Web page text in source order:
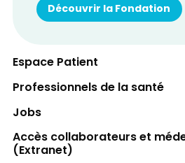
Découvrir la Fondation
Espace Patient
Professionnels de la santé
Jobs
Accès collaborateurs et
(Extranet)